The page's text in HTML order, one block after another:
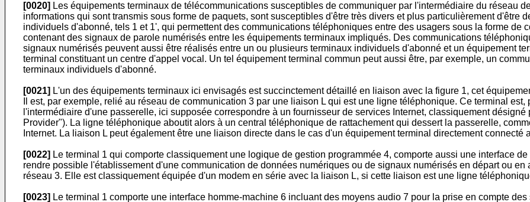
[0020] Les équipements terminaux de télécommunications susceptibles de communiquer par l'intermédiaire du réseau
informations qui sont transmis sous forme de paquets, sont susceptibles d'être très divers et plus particulièrement d'être
individuels d'abonné, tels 1 et 1', qui permettent des communications téléphoniques entre des usagers sous la forme de
contenant des signaux de parole numérisés entre les équipements terminaux impliqués. Des communications
signaux numérisés peuvent aussi être réalisés entre un ou plusieurs terminaux individuels d'abonné et un équipement
terminal constituant un centre d'appel vocal. Un tel équipement terminal commun peut aussi être, par exemple, un
terminaux individuels d'abonné.
[0021] L'un des équipements terminaux ici envisagés est succinctement détaillé en liaison avec la figure 1, cet
Il est, par exemple, relié au réseau de communication 3 par une liaison L qui est une ligne téléphonique. Ce terminal
l'intermédiaire d'une passerelle, ici supposée correspondre à un fournisseur de services Internet, classiquement
Provider"). La ligne téléphonique aboutit alors à un central téléphonique de rattachement qui dessert la passerelle,
Internet. La liaison L peut également être une liaison directe dans le cas d'un équipement terminal directement
[0022] Le terminal 1 qui comporte classiquement une logique de gestion programmée 4, comporte aussi une interface
rendre possible l'établissement d'une communication de données numériques ou de signaux numérisés en départ ou
réseau 3. Elle est classiquement équipée d'un modem en série avec la liaison L, si cette liaison est une ligne
[0023] Le terminal 1 comporte une interface homme-machine 6 incluant des moyens audio 7 pour la prise en compte